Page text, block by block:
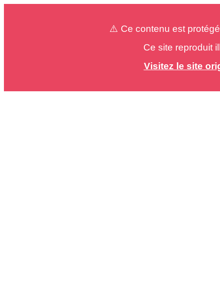
⚠️ Ce contenu est
Ce site reproduit
Visitez le site